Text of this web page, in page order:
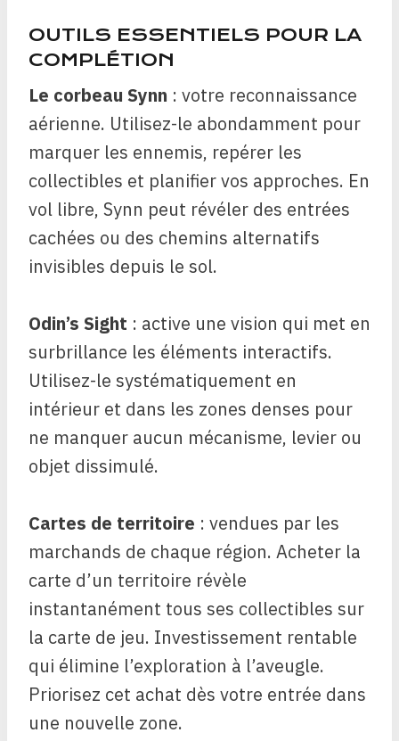
OUTILS ESSENTIELS POUR LA
COMPLÉTION
Le corbeau Synn : votre reconnaissance
aérienne. Utilisez-le abondamment pour
marquer les ennemis, repérer les
collectibles et planifier vos approches. En
vol libre, Synn peut révéler des entrées
cachées ou des chemins alternatifs
invisibles depuis le sol.
Odin’s Sight : active une vision qui met en
surbrillance les éléments interactifs.
Utilisez-le systématiquement en
intérieur et dans les zones denses pour
ne manquer aucun mécanisme, levier ou
objet dissimulé.
Cartes de territoire : vendues par les
marchands de chaque région. Acheter la
carte d’un territoire révèle
instantanément tous ses collectibles sur
la carte de jeu. Investissement rentable
qui élimine l’exploration à l’aveugle.
Priorisez cet achat dès votre entrée dans
une nouvelle zone.